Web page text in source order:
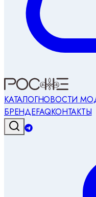
КАТАЛОГНОВОСТИ
БРЕНДЕFAQКОНТАКТЫ